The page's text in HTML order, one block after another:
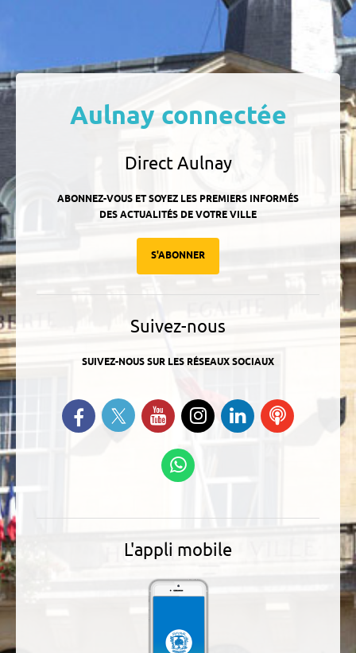
Aulnay connectée
Direct Aulnay
ABONNEZ-VOUS ET SOYEZ LES PREMIERS INFORMÉS
DES ACTUALITÉS DE VOTRE VILLE
S'ABONNER
Suivez-nous
SUIVEZ-NOUS SUR LES RÉSEAUX SOCIAUX
Retrouvez-nous sur Facebook
Suivez-nous sur Twitter
Suivez-nous sur YouTube
Suivez-nous sur
Instagram
Retrouvez-
nous sur
Ecoutez
L'appli mobile